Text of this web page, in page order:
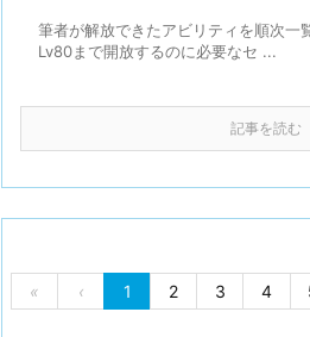
筆者が解放できたアビリティを順次一
Lv80まで開放するのに必要なセ ...
記事を読む
« ‹ 1 2 3 4